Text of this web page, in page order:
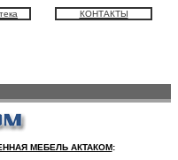
КОНТАКТЫ
МЕБЕЛЬ АКТАКОМ: